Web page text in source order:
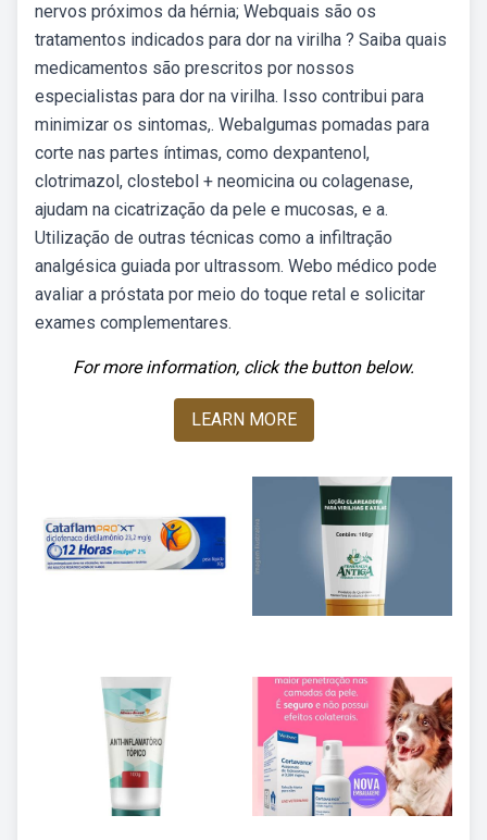
nervos próximos da hérnia; Webquais são os
tratamentos indicados para dor na virilha ? Saiba quais
medicamentos são prescritos por nossos
especialistas para dor na virilha. Isso contribui para
minimizar os sintomas,. Webalgumas pomadas para
corte nas partes íntimas, como dexpantenol,
clotrimazol, clostebol + neomicina ou colagenase,
ajudam na cicatrização da pele e mucosas, e a.
Utilização de outras técnicas como a infiltração
analgésica guiada por ultrassom. Webo médico pode
avaliar a próstata por meio do toque retal e solicitar
exames complementares.
For more information, click the button below.
LEARN MORE